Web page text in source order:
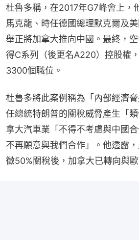
杜魯多稱，在2017年G7峰會上，
馬克龍、時任德國總理默克爾及
舉正將加拿大推向中國。最終，
得C系列（後更名A220）控股權
3300個職位。
杜魯多將此案例稱為「內部經濟
任總統特朗普的關稅威脅產生「
拿大汽車業「不得不考慮與中國
不再願意與我們合作」。他透露
徵50%關稅後，加拿大已轉向與